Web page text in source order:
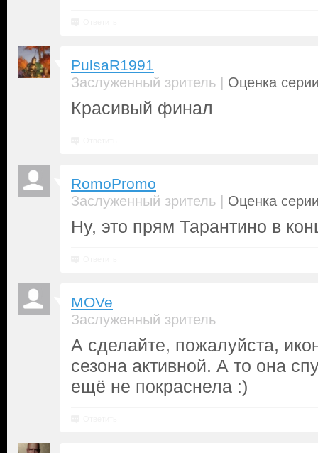
PulsaR1991
Заслуженный зритель | Оценка
Красивый финал
RomoPromo
Заслуженный зритель | Оценка
Ну, это прям Тарантино в
MOVe
Заслуженный зритель
А сделайте, пожалуйста,
сезона активной. А то она
ещё не покраснела :)